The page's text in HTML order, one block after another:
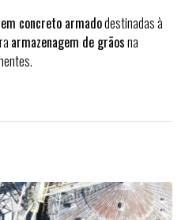
concreto armadodestinadas à
armazenagem de grãosna